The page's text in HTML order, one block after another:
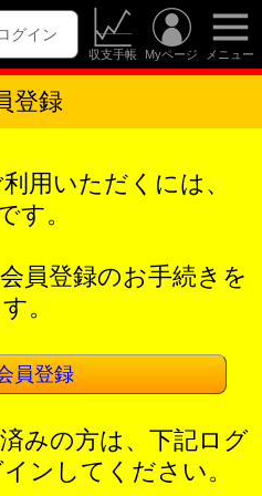
グイン
収支手帳 Myページ メニュー
登録
用いただくには、
す。
員登録のお手続きを
。
員登録
みの方は、下記ログ
ンしてください。